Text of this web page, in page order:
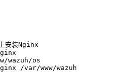
安装Nginx
wazuh/os
/var/www/wazuh